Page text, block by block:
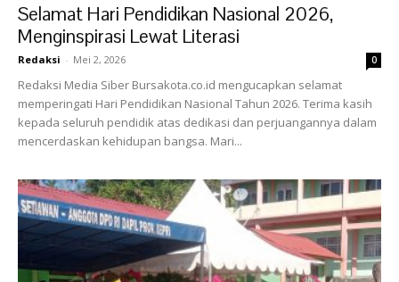
Selamat Hari Pendidikan Nasional 2026,
Menginspirasi Lewat Literasi
Redaksi - Mei 2, 2026 0
Redaksi Media Siber Bursakota.co.id mengucapkan selamat
memperingati Hari Pendidikan Nasional Tahun 2026. Terima kasih
kepada seluruh pendidik atas dedikasi dan perjuangannya dalam
mencerdaskan kehidupan bangsa. Mari...